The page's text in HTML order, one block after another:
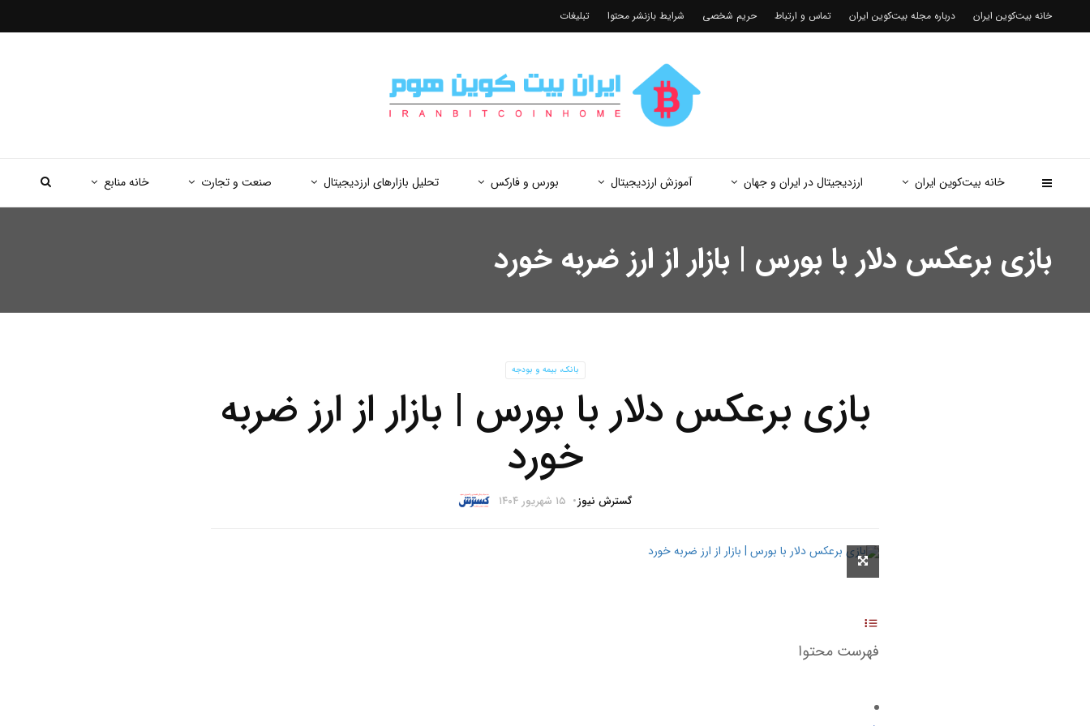
خانه بیت‌کوین ایران ارزدیجیتال در ایران و جهان آموزش ارزدیجیتال بورس و فارکس تحلیل بازارهای ارزدیجیتال صنعت و تجارت خانه منابع
خانه بیت‌کوین ایران درباره مجله بیت‌کوین ایران تماس و ارتباط حریم شخصی شرایط بازنشر محتوا تبلیغات
بازی برعکس دلار با بورس | بازار از ارز ضربه خورد
بانک، بیمه و بودجه
بازی برعکس دلار با بورس | بازار از ارز ضربه
خورد
گسترش نیوز ۱۵ شهریور ۱۴۰۴
فهرست محتوا